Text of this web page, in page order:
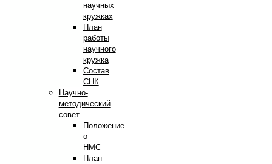
научных
кружках
План
работы
научного
кружка
Состав
СНК
Научно-
методический
совет
Положение
о
НМС
План